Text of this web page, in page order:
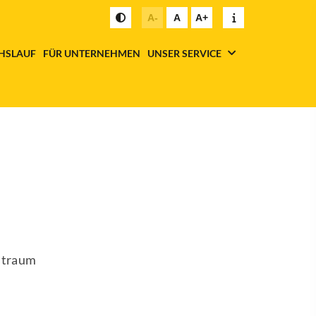
A- A A+
FÜR UNTERNEHMEN UNSER SERVICE